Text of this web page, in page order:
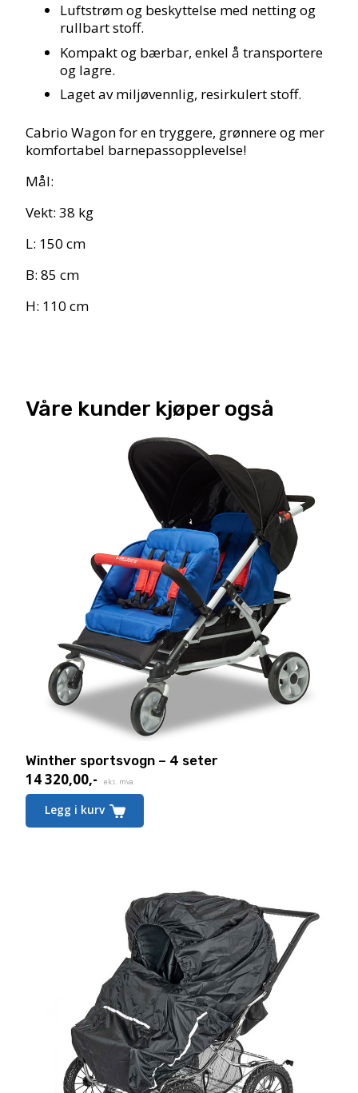
Luftstrøm og beskyttelse med netting og
rullbart stoff.
Kompakt og bærbar, enkel å transportere
og lagre.
Laget av miljøvennlig, resirkulert stoff.
Cabrio Wagon for en tryggere, grønnere og mer
komfortabel barnepassopplevelse!
Mål:
Vekt: 38 kg
L: 150 cm
B: 85 cm
H: 110 cm
Våre kunder kjøper også
Winther sportsvogn – 4 seter
14 320,00,- eks. mva.
Legg i kurv